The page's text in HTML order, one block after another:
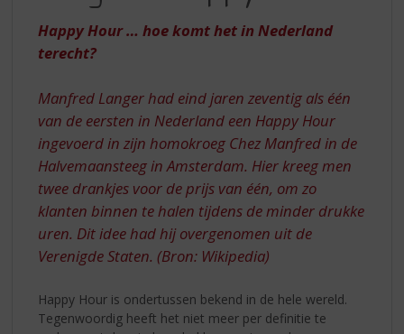
ERGENS
HAPPY
HOUR
Happy Hour … hoe komt het in Nederland
terecht?
Manfred Langer had eind jaren zeventig als één
van de eersten in Nederland een Happy Hour
ingevoerd in zijn homokroeg Chez Manfred in de
Halvemaansteeg in Amsterdam. Hier kreeg men
twee drankjes voor de prijs van één, om zo
klanten binnen te halen tijdens de minder drukke
uren. Dit idee had hij overgenomen uit de
Verenigde Staten. (Bron: Wikipedia)
Happy Hour is ondertussen bekend in de hele wereld.
Tegenwoordig heeft het niet meer per definitie te